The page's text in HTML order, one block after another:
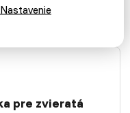
pre zvieratá
Nastavenie